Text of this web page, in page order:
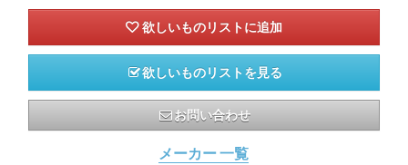
欲しいものリストを見る
お問い合わせ
メーカー 一覧